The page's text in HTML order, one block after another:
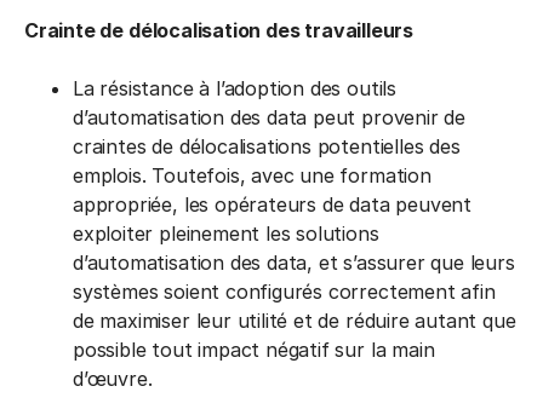
Crainte de délocalisation des travailleurs
La résistance à l’adoption des outils
d’automatisation des data peut provenir de
craintes de délocalisations potentielles des
emplois. Toutefois, avec une formation
appropriée, les opérateurs de data peuvent
exploiter pleinement les solutions
d’automatisation des data, et s’assurer que leurs
systèmes soient configurés correctement afin
de maximiser leur utilité et de réduire autant que
possible tout impact négatif sur la main
d’œuvre.